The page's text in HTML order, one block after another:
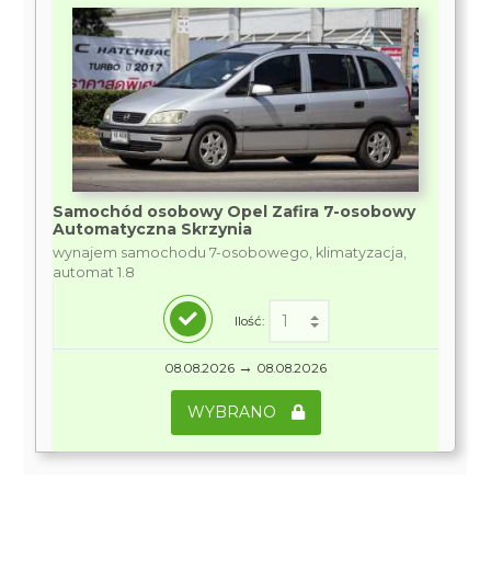
Samochód osobowy Opel Zafira 7-osobowy
Automatyczna Skrzynia
wynajem samochodu 7-osobowego, klimatyzacja,
automat 1.8
Ilość:
08.08.2026 → 08.08.2026
WYBRANO